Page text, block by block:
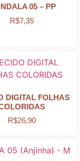
05 – PP
R$7,35
DIGITAL FOLHAS
R$26,90